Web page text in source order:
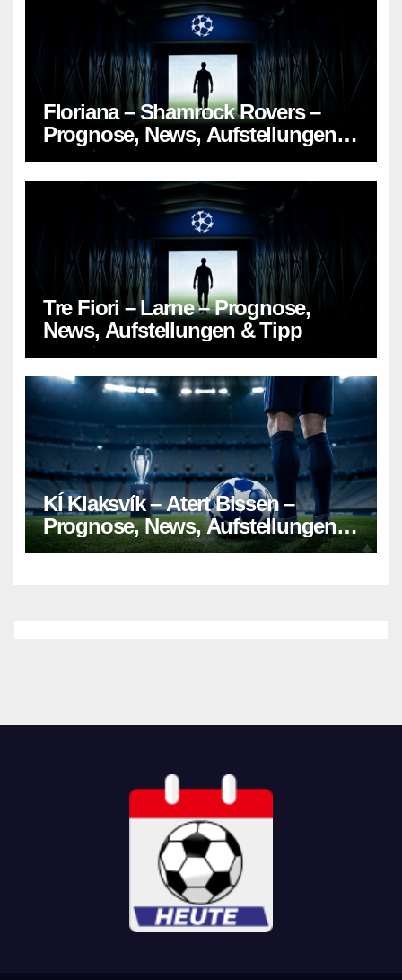
Floriana – Shamrock Rovers –
Prognose, News, Aufstellungen &
Tipp
Tre Fiori – Larne – Prognose,
News, Aufstellungen & Tipp
KÍ Klaksvík – Atert Bissen –
Prognose, News, Aufstellungen &
Tipp